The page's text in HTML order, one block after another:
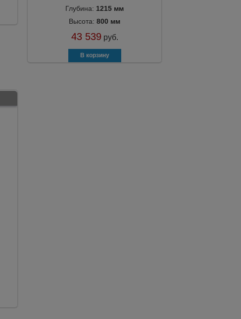
Глубина: 1215 мм
Высота: 800 мм
43 539 руб.